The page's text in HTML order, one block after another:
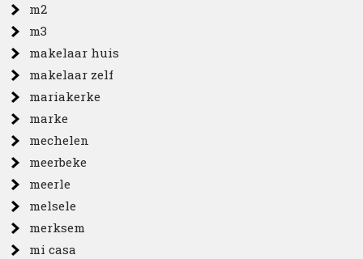
m2
m3
makelaar huis
makelaar zelf
mariakerke
marke
mechelen
meerbeke
meerle
melsele
merksem
mi casa